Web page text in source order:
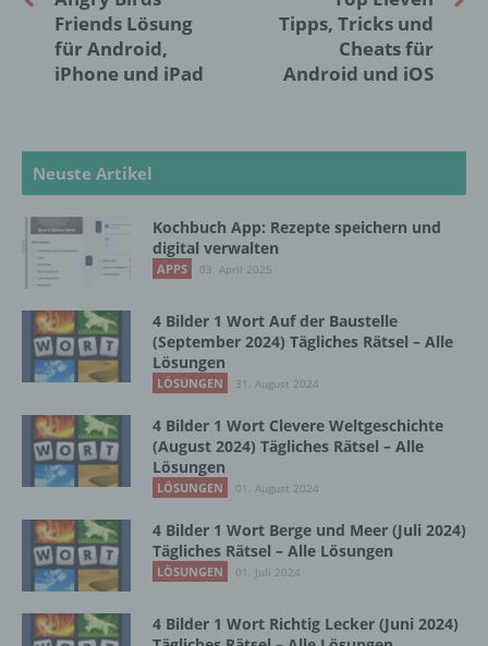
Friends Lösung
für Android,
iPhone und iPad
Tipps, Tricks und
Cheats für
Android und iOS
Neuste Artikel
Kochbuch App: Rezepte speichern und
digital verwalten
APPS 03. April 2025
4 Bilder 1 Wort Auf der Baustelle
(September 2024) Tägliches Rätsel – Alle
Lösungen
LÖSUNGEN 31. August 2024
4 Bilder 1 Wort Clevere Weltgeschichte
(August 2024) Tägliches Rätsel – Alle
Lösungen
LÖSUNGEN 01. August 2024
4 Bilder 1 Wort Berge und Meer (Juli 2024)
Tägliches Rätsel – Alle Lösungen
LÖSUNGEN 01. Juli 2024
4 Bilder 1 Wort Richtig Lecker (Juni 2024)
identifizierbare natürliche Person, deren
personenbezogene Daten von dem für die
Verarbeitung Verantwortlichen verarbeitet
werden.
Verarbeitung ist jeder mit oder ohne Hilfe
automatisierter Verfahren ausgeführte
Vorgang oder jede solche Vorgangsreihe im
Zusammenhang mit personenbezogenen
Daten wie das Erheben, das Erfassen, die
die Anpassung oder Veränderung, das
Auslesen, das Abfragen, die Verwendung,
die Offenlegung durch Übermittlung,
Verbreitung oder eine andere Form der
Bereitstellung, den Abgleich oder die
Verknüpfung, die Einschränkung, das
Löschen oder die Vernichtung.
d) Einschränkung der Verarbeitung
Einschränkung der Verarbeitung ist die
personenbezogener Daten mit dem Ziel, ihre